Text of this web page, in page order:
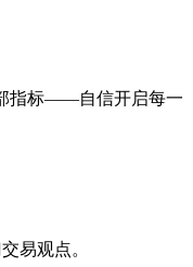
指标——自信开启每一
易观点。